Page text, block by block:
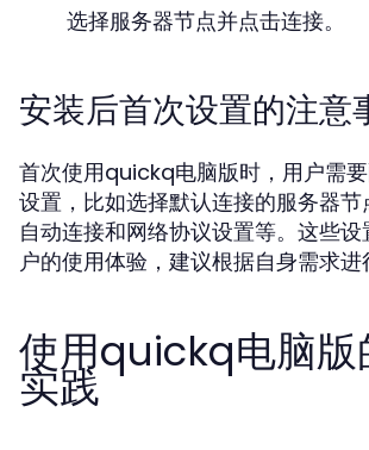
选择服务器节点并点击连接。
安装后首次设置的注意
首次使用quickq电脑版时，用户需
设置，比如选择默认连接的服务器
自动连接和网络协议设置等。这些
户的使用体验，建议根据自身需求进
使用quickq电脑版
实践